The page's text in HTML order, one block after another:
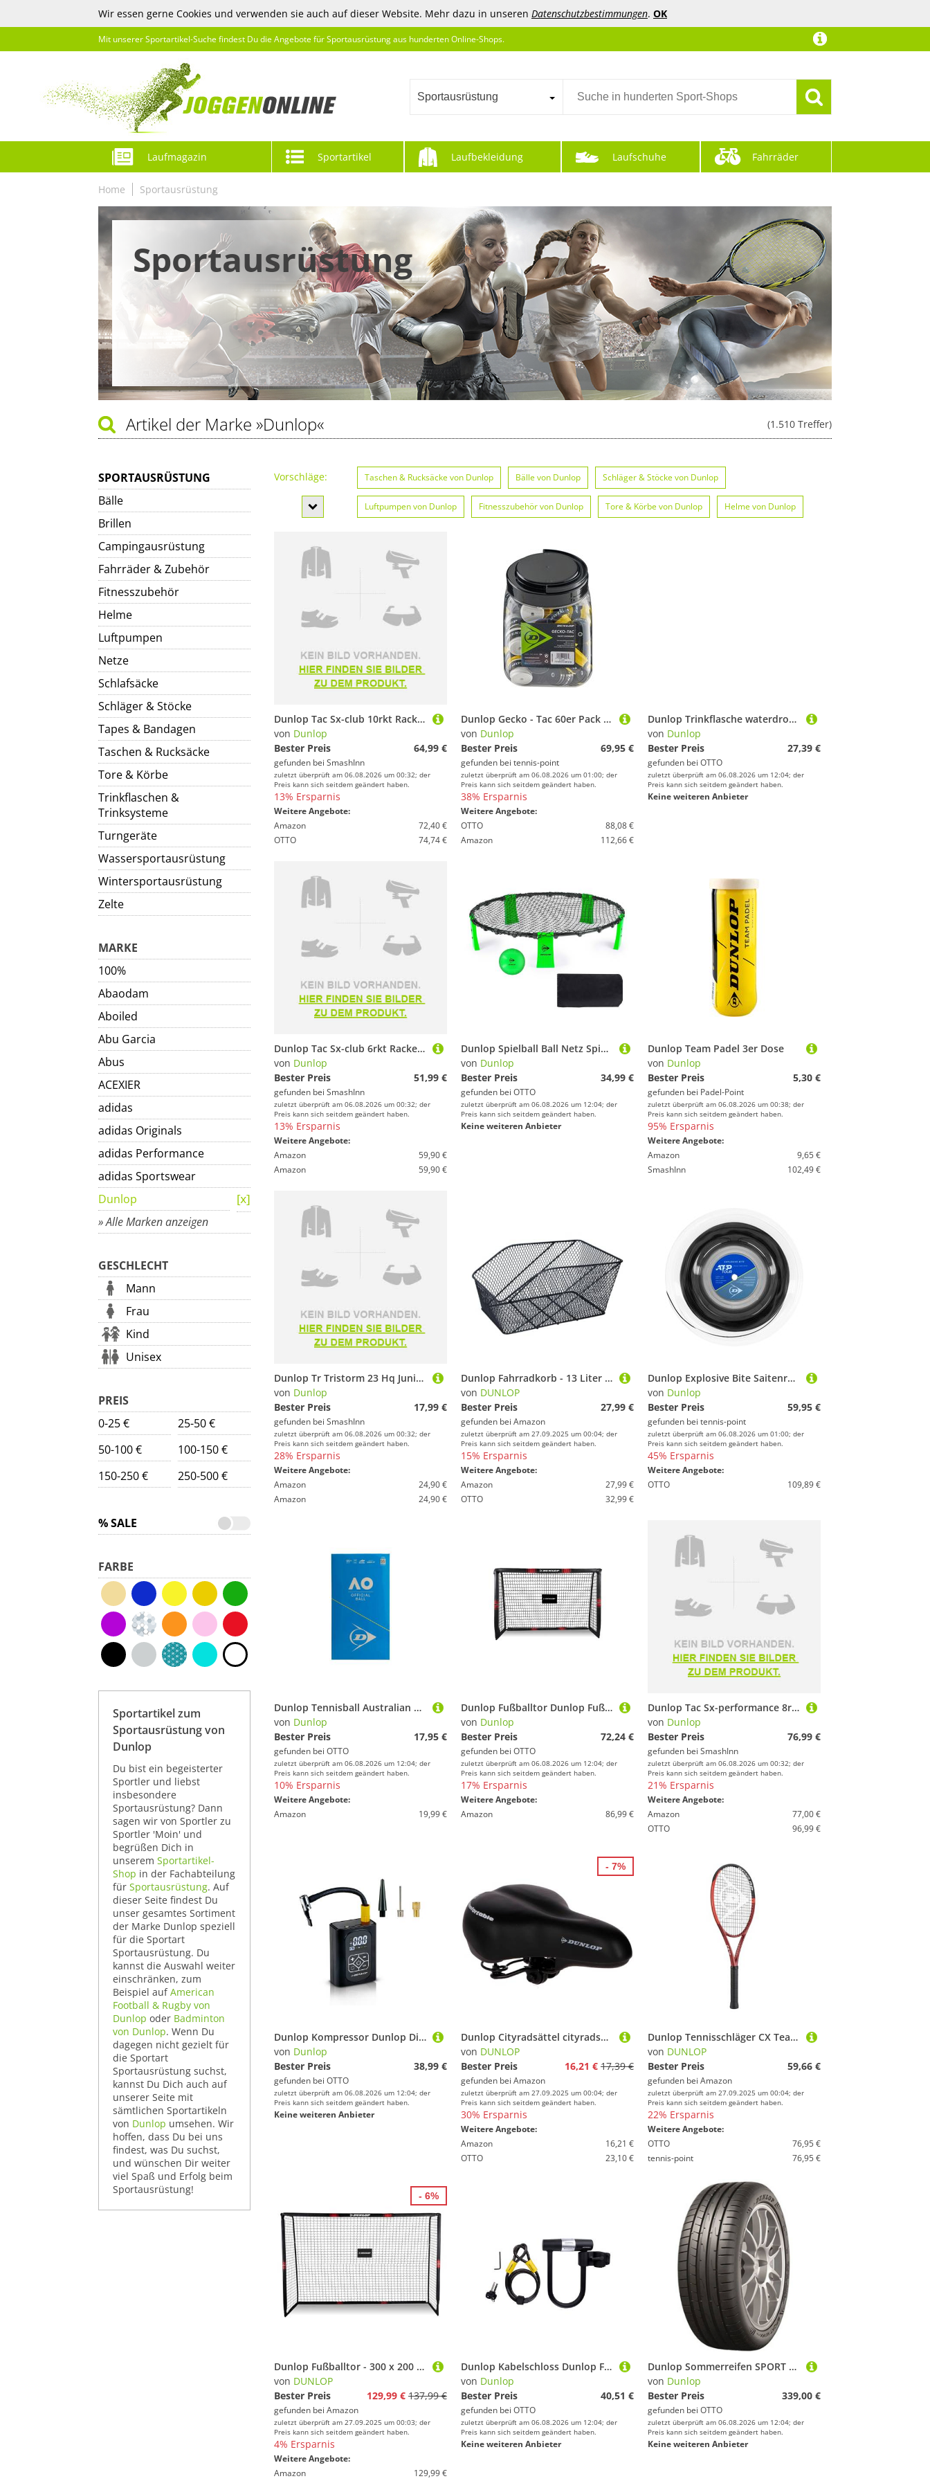
Wir essen gerne Cookies und verwenden sie auch auf dieser Website. Mehr dazu in unseren Datenschutzbestimmungen. OK
Mit unserer Sportartikel-Suche findest Du die Angebote für Sportausrüstung aus hunderten Online-Shops.
Sportausrüstung
Laufmagazin Sportartikel Laufbekleidung Laufschuhe Fahrräder
Home Sportausrüstung
Sportausrüstung
(1.510 Treffer)
Artikel der Marke »Dunlop«
SPORTAUSRÜSTUNG
Bälle
Brillen
Campingausrüstung
Fahrräder & Zubehör
Fitnesszubehör
Helme
Luftpumpen
Netze
Schlafsäcke
Schläger & Stöcke
Tapes & Bandagen
Taschen & Rucksäcke
Tore & Körbe
Trinkflaschen &
Trinksysteme
Turngeräte
Wassersportausrüstung
Wintersportausrüstung
Zelte
MARKE
100%
Abaodam
Aboiled
Abu Garcia
Abus
ACEXIER
adidas
adidas Originals
adidas Performance
adidas Sportswear
Dunlop
» Alle Marken anzeigen
GESCHLECHT
Mann
Frau
Kind
Unisex
PREIS
0-25 €
25-50 €
50-100 €
100-150 €
150-250 €
250-500 €
% SALE
FARBE
Sportartikel zum
Sportausrüstung von
Dunlop
Du bist ein begeisterter
Sportler und liebst
insbesondere
Sportausrüstung? Dann
sagen wir von Sportler zu
Sportler 'Moin' und
begrüßen Dich in
unserem Sportartikel-
Shop in der Fachabteilung
für Sportausrüstung. Auf
dieser Seite findest Du
unser gesamtes Sortiment
der Marke Dunlop speziell
für die Sportart
Sportausrüstung. Du
kannst die Auswahl weiter
einschränken, zum
Beispiel aufAmerican
Football & Rugby von
Dunlop oder Badminton
von Dunlop. Wenn Du
dagegen nicht gezielt für
die Sportart
Sportausrüstung suchst,
kannst Du Dich auch auf
unserer Seite mit
sämtlichen Sportartikeln
von Dunlop umsehen. Wir
hoffen, dass Du bei uns
findest, was Du suchst,
und wünschen Dir weiter
viel Spaß und Erfolg beim
Sportausrüstung!
Vorschläge: Taschen & Rucksäcke von Dunlop Bälle von Dunlop Schläger & Stöcke von Dunlop
Luftpumpen von Dunlop Fitnesszubehör von Dunlop Tore & Körbe von Dunlop Helme von Dunlop
Trinkflaschen & Trinksysteme von Dunlop Wassersportausrüstung von Dunlop
Tapes & Bandagen von Dunlop
Brillen von Dunlop Turngeräte von Dunlop
Dunlop Tac Sx-club 10rkt Racket Bag Grün,Blau
von Dunlop
Bester Preis
64,99 €
gefunden bei SmashInn
zuletzt überprüft am 06.08.2026 um 00:32; der
Preis kann sich seitdem geändert haben.
13% Ersparnis
Weitere Angebote:
Amazon
72,40 €
OTTO
74,74 €
Dunlop Gecko - Tac 60er Pack Mehrfarbig
von Dunlop
Bester Preis
69,95 €
gefunden bei tennis-point
zuletzt überprüft am 06.08.2026 um 01:00; der
Preis kann sich seitdem geändert haben.
38% Ersparnis
Weitere Angebote:
OTTO
88,08 €
Amazon
112,66 €
Dunlop Trinkflasche waterdrop x ATP Tour ATP Thermo Edelstahl (robuste, doppelwandige)
von Dunlop
Bester Preis
27,39 €
gefunden bei OTTO
zuletzt überprüft am 06.08.2026 um 12:04; der
Preis kann sich seitdem geändert haben.
Keine weiteren Anbieter
Dunlop Tac Sx-club 6rkt Racket Bag Blau
von Dunlop
Bester Preis
51,99 €
gefunden bei SmashInn
zuletzt überprüft am 06.08.2026 um 00:32; der
Preis kann sich seitdem geändert haben.
13% Ersparnis
Weitere Angebote:
Amazon
59,90 €
Amazon
59,90 €
Dunlop Spielball Ball Netz Spiel (Set mit Ball, Luftpumpe, stabilem Rahmen, Rundnetz, Tragetasche), Spyderball-Spiel
von Dunlop
Bester Preis
34,99 €
gefunden bei OTTO
zuletzt überprüft am 06.08.2026 um 12:04; der
Preis kann sich seitdem geändert haben.
Keine weiteren Anbieter
Dunlop Team Padel 3er Dose
von Dunlop
Bester Preis
5,30 €
gefunden bei Padel-Point
zuletzt überprüft am 06.08.2026 um 00:38; der
Preis kann sich seitdem geändert haben.
95% Ersparnis
Weitere Angebote:
Amazon
9,65 €
SmashInn
102,49 €
Dunlop Tr Tristorm 23 Hq Junior Tennis Racket Silber 00 Kinder
von Dunlop
Bester Preis
17,99 €
gefunden bei SmashInn
zuletzt überprüft am 06.08.2026 um 00:32; der
Preis kann sich seitdem geändert haben.
28% Ersparnis
Weitere Angebote:
Amazon
24,90 €
Amazon
24,90 €
Dunlop Fahrradkorb - 13 Liter - Fahrrad Hinten - inkl. Reifenhalterung - Befestigung ohne Werkzeug - Metall - Schwarz
von DUNLOP
Bester Preis
27,99 €
gefunden bei Amazon
zuletzt überprüft am 27.09.2025 um 00:04; der
Preis kann sich seitdem geändert haben.
15% Ersparnis
Weitere Angebote:
Amazon
27,99 €
OTTO
32,99 €
Dunlop Explosive Bite Saitenrolle 200m
von Dunlop
Bester Preis
59,95 €
gefunden bei tennis-point
zuletzt überprüft am 06.08.2026 um 01:00; der
Preis kann sich seitdem geändert haben.
45% Ersparnis
Weitere Angebote:
OTTO
109,89 €
Dunlop Tennisball Australian Open Dose 2x4er Bi-Pack
von Dunlop
Bester Preis
17,95 €
gefunden bei OTTO
zuletzt überprüft am 06.08.2026 um 12:04; der
Preis kann sich seitdem geändert haben.
10% Ersparnis
Weitere Angebote:
Amazon
19,99 €
Dunlop Fußballtor Dunlop Fußballtor für Alle
von Dunlop
Bester Preis
72,24 €
gefunden bei OTTO
zuletzt überprüft am 06.08.2026 um 12:04; der
Preis kann sich seitdem geändert haben.
17% Ersparnis
Weitere Angebote:
Amazon
86,99 €
Dunlop Tac Sx-performance 8rkt Racket Bag Grün,Blau
von Dunlop
Bester Preis
76,99 €
gefunden bei SmashInn
zuletzt überprüft am 06.08.2026 um 00:32; der
Preis kann sich seitdem geändert haben.
21% Ersparnis
Weitere Angebote:
Amazon
77,00 €
OTTO
96,99 €
Dunlop Kompressor Dunlop Digitaler Mini Kompressor 150PSI
von Dunlop
Bester Preis
38,99 €
gefunden bei OTTO
zuletzt überprüft am 06.08.2026 um 12:04; der
Preis kann sich seitdem geändert haben.
Keine weiteren Anbieter
Dunlop Cityradsättel cityradsättel, schwarz, 26.5x18.5 cm, 871125241969
von DUNLOP
Bester Preis
16,21 € 17,39 €
gefunden bei Amazon
zuletzt überprüft am 27.09.2025 um 00:04; der
Preis kann sich seitdem geändert haben.
30% Ersparnis
Weitere Angebote:
Amazon
16,21 €
OTTO
23,10 €
- 7%
Dunlop Tennisschläger CX Team 100, Rot, Grip Size 1
von DUNLOP
Bester Preis
59,66 €
gefunden bei Amazon
zuletzt überprüft am 27.09.2025 um 00:04; der
Preis kann sich seitdem geändert haben.
22% Ersparnis
Weitere Angebote:
OTTO
76,95 €
tennis-point
76,95 €
Dunlop Fußballtor - 300 x 200 x 120 cm - Metall - Fußballtrainingszubehör für Alle Altersgruppen - Einfache Montage - Schwarz/Rot
von DUNLOP
Bester Preis
129,99 € 137,99 €
gefunden bei Amazon
zuletzt überprüft am 27.09.2025 um 00:03; der
Preis kann sich seitdem geändert haben.
4% Ersparnis
Weitere Angebote:
Amazon
129,99 €
- 6%
Dunlop Kabelschloss Dunlop Fahrradschloss 2-in-1, 120 Cm
von Dunlop
Bester Preis
40,51 €
gefunden bei OTTO
zuletzt überprüft am 06.08.2026 um 12:04; der
Preis kann sich seitdem geändert haben.
Keine weiteren Anbieter
Dunlop Sommerreifen SPORT MAXX RT2
von Dunlop
Bester Preis
339,00 €
gefunden bei OTTO
zuletzt überprüft am 06.08.2026 um 12:04; der
Preis kann sich seitdem geändert haben.
Keine weiteren Anbieter